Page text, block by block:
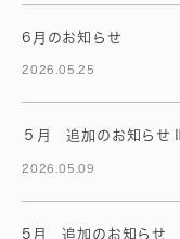
6月のお知らせ
2026.05.25
５月 追加のお知らせⅡ
2026.05.09
5月 追加のお知らせ